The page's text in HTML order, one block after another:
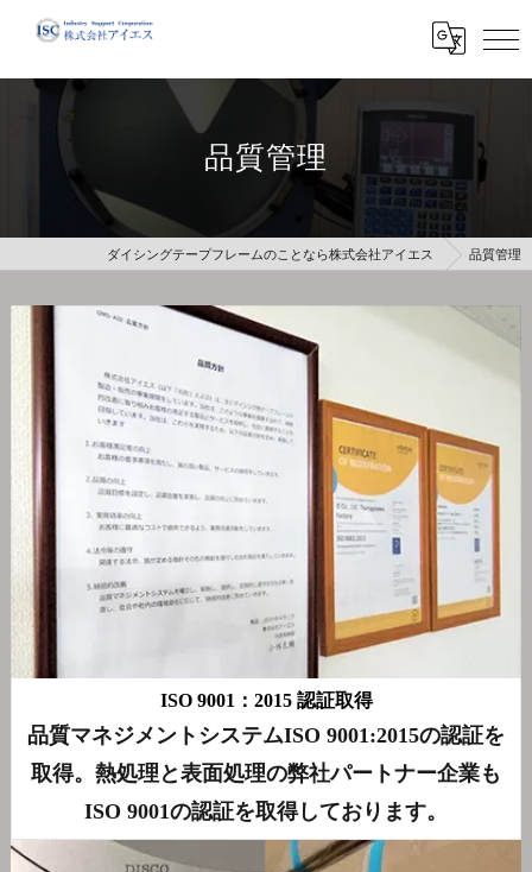
品質管理
ダイシングテープフレームのことなら株式会社アイエス 品質管理
ISO 9001：2015 認証取得
品質マネジメントシステムISO 9001:2015の認証を
取得。熱処理と表面処理の弊社パートナー企業も
ISO 9001の認証を取得しております。